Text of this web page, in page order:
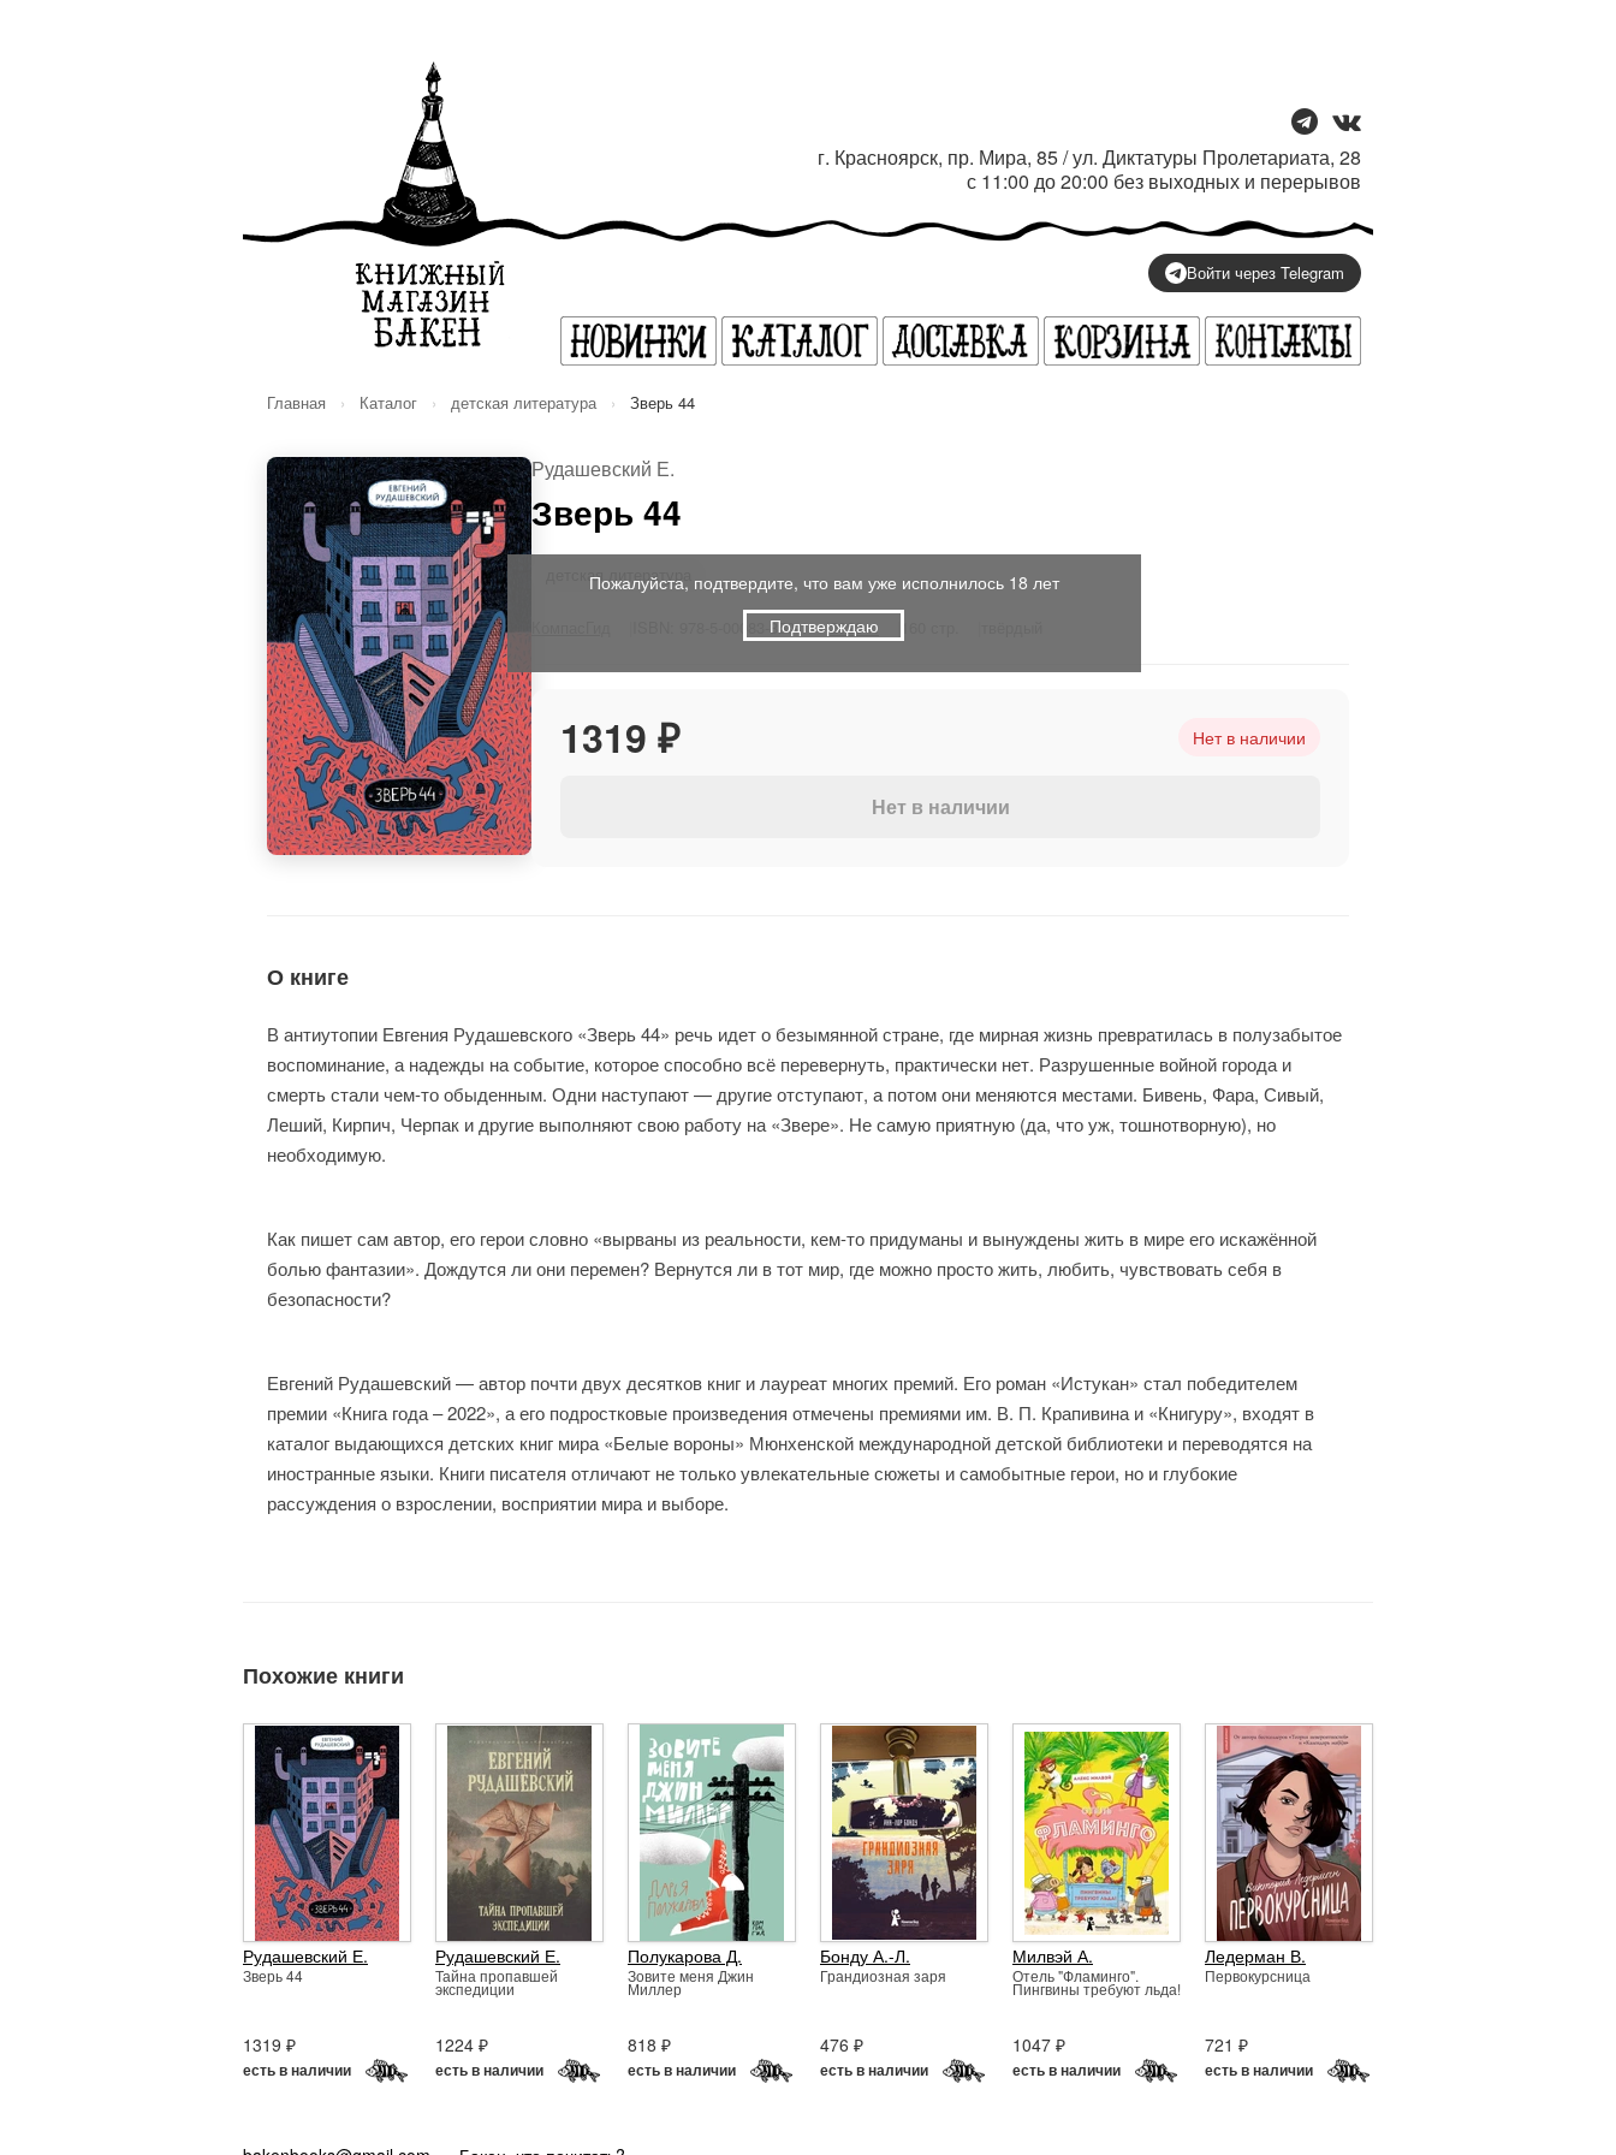
г. Красноярск, пр. Мира, 85 / ул. Диктатуры Пролетариата, 28
с 11:00 до 20:00 без выходных и перерывов
Войти через Telegram
Главная › Каталог › детская литература › Зверь 44
Рудашевский Е.
Зверь 44
детская литература
ISBN: 978-5-00083-850-1 2023 г.
1319 ₽ Нет в наличии
Нет в наличии
О книге
В антиутопии Евгения Рудашевского «Зверь 44» речь идет о безымянной стране, где мирная жизнь превратилась в полузабытое
воспоминание, а надежды на событие, которое способно всё перевернуть, практически нет. Разрушенные войной города и
смерть стали чем-то обыденным. Одни наступают — другие отступают, а потом они меняются местами. Бивень, Фара, Сивый,
Леший, Кирпич, Черпак и другие выполняют свою работу на «Звере». Не самую приятную (да, что уж, тошнотворную), но
необходимую.
Как пишет сам автор, его герои словно «вырваны из реальности, кем-то придуманы и вынуждены жить в мире его искажённой
болью фантазии». Дождутся ли они перемен? Вернутся ли в тот мир, где можно просто жить, любить, чувствовать себя в
безопасности?
Евгений Рудашевский — автор почти двух десятков книг и лауреат многих премий. Его роман «Истукан» стал победителем
премии «Книга года – 2022», а его подростковые произведения отмечены премиями им. В. П. Крапивина и «Книгуру», входят в
каталог выдающихся детских книг мира «Белые вороны» Мюнхенской международной детской библиотеки и переводятся на
иностранные языки. Книги писателя отличают не только увлекательные сюжеты и самобытные герои, но и глубокие
рассуждения о взрослении, восприятии мира и выборе.
Похожие книги
Рудашевский Е.
Зверь 44
1319 ₽
есть в наличии
Рудашевский Е.
Тайна пропавшей
экспедиции
1224 ₽
есть в наличии
Полукарова Д.
Зовите меня Джин
Миллер
818 ₽
есть в наличии
Бонду А.-Л.
Грандиозная заря
476 ₽
есть в наличии
Милвэй А.
Отель "Фламинго".
Пингвины требуют льда!
1047 ₽
есть в наличии
Ледерман В.
Первокурсница
721 ₽
есть в наличии
Пожалуйста, подтвердите, что вам уже исполнилось 18 лет
Подтверждаю